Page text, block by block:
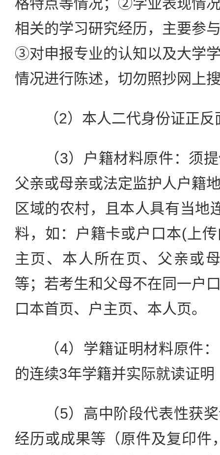
相关的学习研究经历，主要参
③对申报专业的认知以及大学
情况进行陈述，切勿照抄网上
（2）本人二代身份证正反
（3）户籍材料原件：须提
父亲或母亲或法定监护人户籍
区域的农村，且本人具有当地
料，如：户籍卡或户口本(上
主页、本人所在页、父亲或
等；若考生和父母不在同一户
口本首页、户主页、本人页。
（4）学籍证明材料原件：
的连续3年学籍并实际就读证
（5）高中阶段代表性获奖
经历或成果等（原件及复印件